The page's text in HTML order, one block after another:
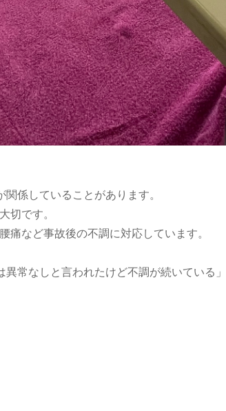
係していることがあります。
切です。
痛など事故後の不調に対応しています。
異常なしと言われたけど不調が続いている」